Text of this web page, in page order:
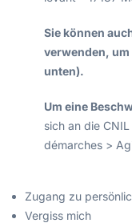
Sie können
verwenden, um
unten).
Um eine
sich an die
démarches >
Zugang zu
Vergiss mich